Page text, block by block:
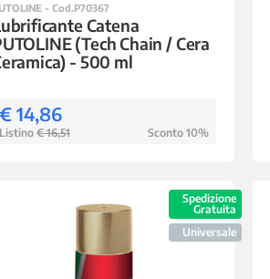
- Cod.P70367
Catena
(Tech Chain / Cera
- 500 ml
14,86
€ 16,51 Sconto 10%
Spedizione
Gratuita
Universale